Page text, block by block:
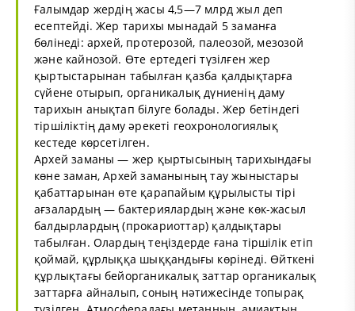
Ғалымдар жердің жасы 4,5—7 млрд жыл деп
есептейді. Жер тарихы мынадай 5 заманға
бөлінеді: архей, протерозой, палеозой, мезозой
және кайнозой. Өте ертедегі түзілғен жер
қыртыстарынан табылған қазба қалдықтарға
сүйене отырып, органикалық дүниенің даму
тарихын анықтап білуге болады. Жер бетіндегі
тіршіліктің даму әрекеті геохронологиялық
кестеде көрсетілген.
Архей заманы — жер қыртысының тарихындағы
көне заман, Архей заманының тау жыныстары
қабаттарынан өте қарапайым құрылысты тірі
ағзалардың — бактериялардың және көк-жасыл
балдырлардың (прокариоттар) қалдықтары
табылған. Олардың теңіздерде ғана тіршілік етіп
қоймай, құрлыққа шыққандығы көрінеді. Өйткені
құрлықтағы бейорганикалық заттар органикалық
заттарға айналып, соның нәтижесінде топырақ